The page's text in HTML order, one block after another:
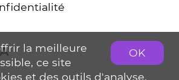
OK
la meilleure
ce site
et des outils d'analyse.